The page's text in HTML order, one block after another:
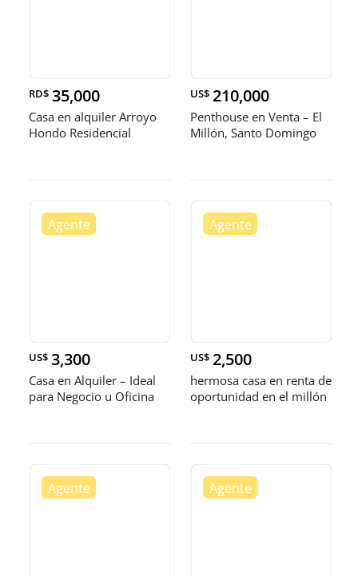
RD$ 35,000
Casa en alquiler Arroyo
Hondo Residencial
US$ 210,000
Penthouse en Venta – El
Millón, Santo Domingo
US$ 3,300
Casa en Alquiler – Ideal
para Negocio u Oficina
US$ 2,500
hermosa casa en renta de
oportunidad en el millón